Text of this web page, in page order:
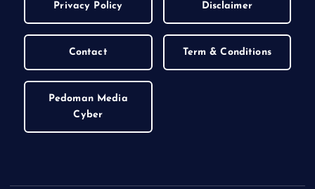
Privacy Policy Disclaimer
Contact Term & Conditions
Pedoman Media
Cyber